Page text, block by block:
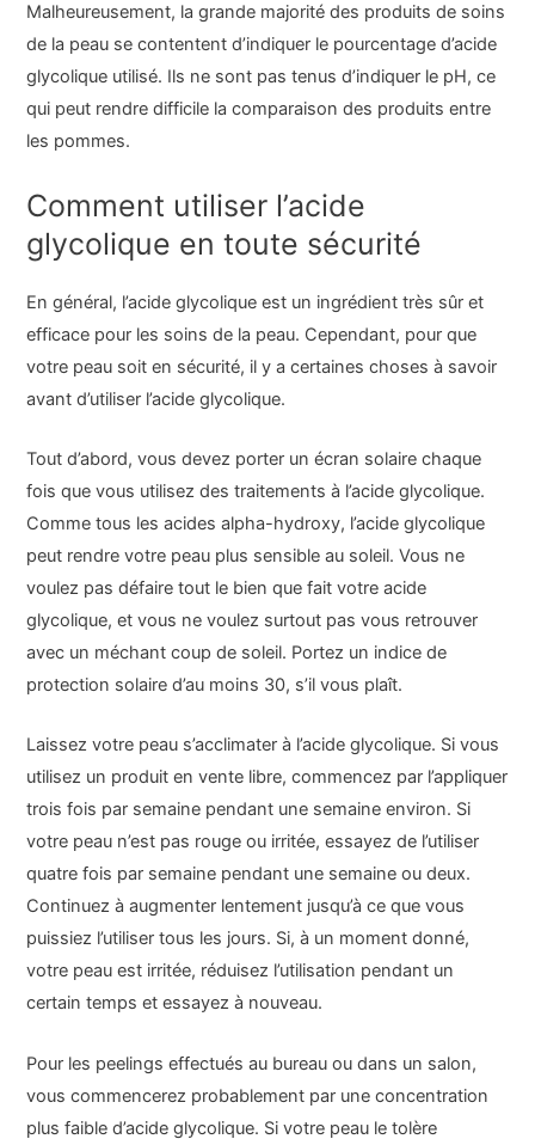
Malheureusement, la grande majorité des produits de soins
de la peau se contentent d’indiquer le pourcentage d’acide
glycolique utilisé. Ils ne sont pas tenus d’indiquer le pH, ce
qui peut rendre difficile la comparaison des produits entre
les pommes.
Comment utiliser l’acide
glycolique en toute sécurité
En général, l’acide glycolique est un ingrédient très sûr et
efficace pour les soins de la peau. Cependant, pour que
votre peau soit en sécurité, il y a certaines choses à savoir
avant d’utiliser l’acide glycolique.
Tout d’abord, vous devez porter un écran solaire chaque
fois que vous utilisez des traitements à l’acide glycolique.
Comme tous les acides alpha-hydroxy, l’acide glycolique
peut rendre votre peau plus sensible au soleil. Vous ne
voulez pas défaire tout le bien que fait votre acide
glycolique, et vous ne voulez surtout pas vous retrouver
avec un méchant coup de soleil. Portez un indice de
protection solaire d’au moins 30, s’il vous plaît.
Laissez votre peau s’acclimater à l’acide glycolique. Si vous
utilisez un produit en vente libre, commencez par l’appliquer
trois fois par semaine pendant une semaine environ. Si
votre peau n’est pas rouge ou irritée, essayez de l’utiliser
quatre fois par semaine pendant une semaine ou deux.
Continuez à augmenter lentement jusqu’à ce que vous
puissiez l’utiliser tous les jours. Si, à un moment donné,
votre peau est irritée, réduisez l’utilisation pendant un
certain temps et essayez à nouveau.
Pour les peelings effectués au bureau ou dans un salon,
vous commencerez probablement par une concentration
plus faible d’acide glycolique. Si votre peau le tolère